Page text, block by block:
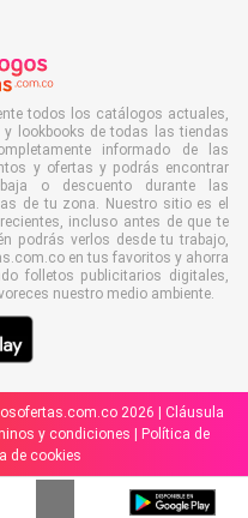
todos los catálogos actuales,
lookbooks de todas las tiendas
informado de las
y ofertas y podrás encontrar
o descuento durante las
de tu zona. Nuestro sitio es el
incluso antes de que te
podrás verlos desde tu trabajo,
en tus favoritos y ahorra
folletos publicitarios digitales,
nuestro medio ambiente.
2026 | Cláusula
y condiciones
Política de
de cookies